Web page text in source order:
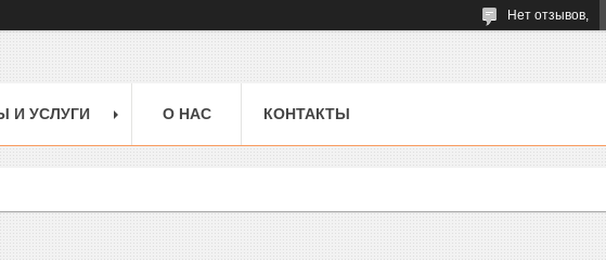
Нет отзывов,
И УСЛУГИ О НАС КОНТАКТЫ